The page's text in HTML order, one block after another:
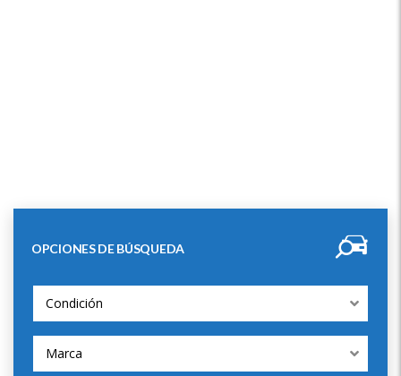
OPCIONES DE BÚSQUEDA
Condición
Marca